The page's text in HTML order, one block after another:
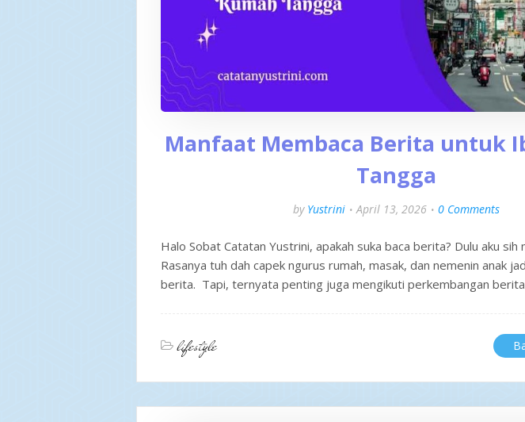
Manfaat Membaca Berita untuk
Tangga
by Yustrini April 13, 2026 0 Comments
Halo Sobat Catatan Yustrini, apakah suka baca berita? Dulu aku sih
Rasanya tuh dah capek ngurus rumah, masak, dan nemenin anak
berita. Tapi, ternyata penting juga mengikuti perkembangan
lifestyle